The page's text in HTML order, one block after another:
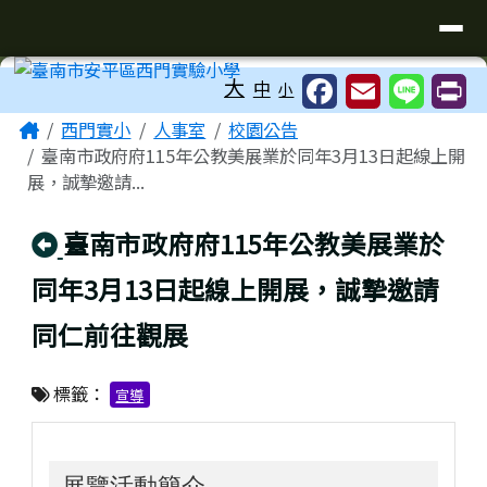
工具列 大 中 小
主內容區域
Home西門實小 人事室
校園公告
臺南市政府府115年公教美展業於同年3月13日起線上開
展，誠摯邀請...
回上頁
臺南市政府府115年公教美展業於
同年3月13日起線上開展，誠摯邀請
同仁前往觀展
標籤： 宣導
頁尾區域